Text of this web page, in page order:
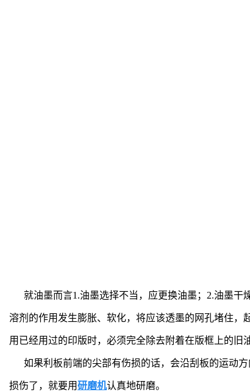
就油墨而言1.油墨选择不当，应更换油墨；2.油墨
溶剂的作用发生膨胀、软化，将应该透墨的网孔堵住
用已经用过的印版时，必须完全除去附着在版框上的旧
如果利板前端的尖部有伤损的话，会沿刮板的运动
损伤了，就要用研磨机认真地研磨。